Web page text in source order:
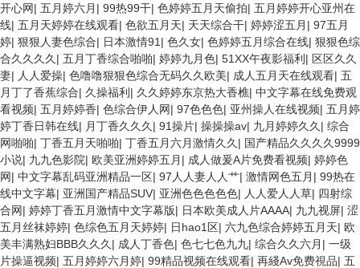
开心网| 五月婷六月 | 99热99干| 色婷婷五月天偷拍| 五月婷婷开心亚州在
线| 五月天婷婷在线观看| 色欲五月天| 天天综合干| 婷婷涩五月 | 97五月
婷| 狠狠人妻色综合| 日本激情91 | 色久女| 色婷婷五月综合在线| 狠狠色综
合久久久久 | 五月丁香综合啪啪| 婷婷九月色| 51XX午夜影福利| 区区久久
妻| 人人爱操| 色噜噜狠狠色综合无码久久欧美| 成人五月天在线观看| 五
月丁了香蕉综合| 久操福利| 久久婷婷东京热大香樵| 中文字幕在线免费观
看视频| 五月婷婷香| 色综合伊人网| 97色色色| 亚州操人在线视频| 五月婷
婷丁香日韩在线| 月丁香久久久 | 91操片| 操操操av| 九月婷婷久久 | 综合
网啪啪| 丁香五月天啪啪| 丁香五月六月激情久久 | 国产精品久久久久9999
小说| 九九色影院| 欧美亚洲婷婷五月 | 成人做爰A片免费看视频| 婷婷色
网| 中文字幕乱码亚洲精品一区| 97人人妻人人艹| 激情网色五月 | 99热在
线中文字幕| 亚洲国产精品SUV| 亚洲色色色色色| 人人爱人人草| 四射综
合网| 婷婷丁香五月激情中文字幕版| 日本欧美成人片AAAA| 九九视屏| 涩
五月丝袜婷婷| 色综色五月天婷婷| 日hao1区| 六九色综合婷婷五月天| 欧
美丰满熟妇BBB久久久 | 成人丁香色| 色七七色九九| 综合久久六月 | 一级
片操逼视频| 五月婷婷六月婷| 99精品视频在线观看| 再綫Av免费視品| 五